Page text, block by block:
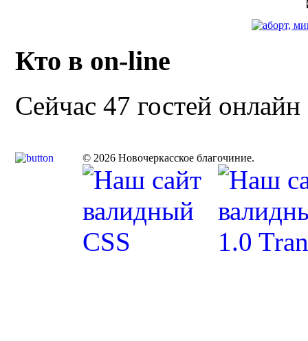
Кто в on-line
Сейчас 47 гостей онлайн
© 2026 Новочеркасское благочиние.